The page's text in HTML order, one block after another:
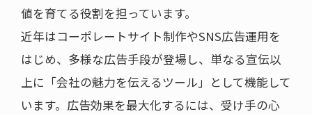
値を育てる役割を担っています。
近年はコーポレートサイト制作やSNS広告運用を
はじめ、多様な広告手段が登場し、単なる宣伝以
上に「会社の魅力を伝えるツール」として機能して
います。広告効果を最大化するには、受け手の心